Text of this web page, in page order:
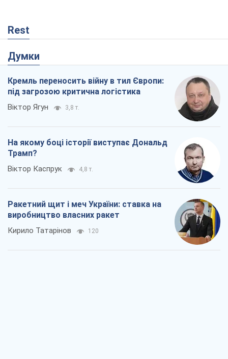
Rest
Думки
Кремль переносить війну в тил Європи:
під загрозою критична логістика
Віктор Ягун 3,8 т.
На якому боці історії виступає Дональд
Трамп?
Віктор Каспрук 4,8 т.
Ракетний щит і меч України: ставка на
виробництво власних ракет
Кирило Татарінов 120